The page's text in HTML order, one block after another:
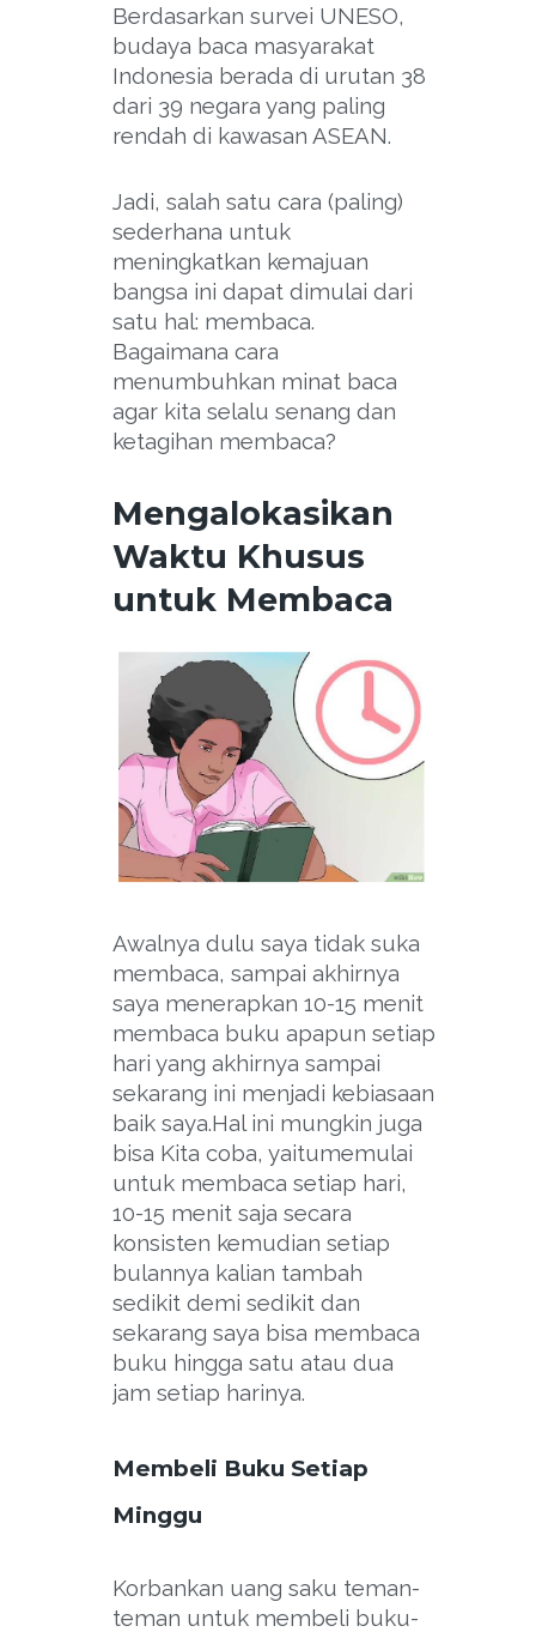
Berdasarkan survei UNESO,
budaya baca masyarakat
Indonesia berada di urutan 38
dari 39 negara yang paling
rendah di kawasan ASEAN.
Jadi, salah satu cara (paling)
sederhana untuk
meningkatkan kemajuan
bangsa ini dapat dimulai dari
satu hal: membaca.
Bagaimana cara
menumbuhkan minat baca
agar kita selalu senang dan
ketagihan membaca?
Mengalokasikan
Waktu Khusus
untuk Membaca
Awalnya dulu saya tidak suka
membaca, sampai akhirnya
saya menerapkan 10-15 menit
membaca buku apapun setiap
hari yang akhirnya sampai
sekarang ini menjadi kebiasaan
baik saya.Hal ini mungkin juga
bisa Kita coba, yaitumemulai
untuk membaca setiap hari,
10-15 menit saja secara
konsisten kemudian setiap
bulannya kalian tambah
sedikit demi sedikit dan
sekarang saya bisa membaca
buku hingga satu atau dua
jam setiap harinya.
Membeli Buku Setiap
Minggu
Korbankan uang saku teman-
teman untuk membeli buku-